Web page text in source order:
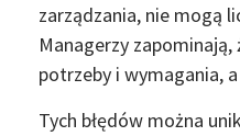
zarządzania, nie mogą
Managerzy zapominają,
potrzeby i wymagania,
Tych błędów można